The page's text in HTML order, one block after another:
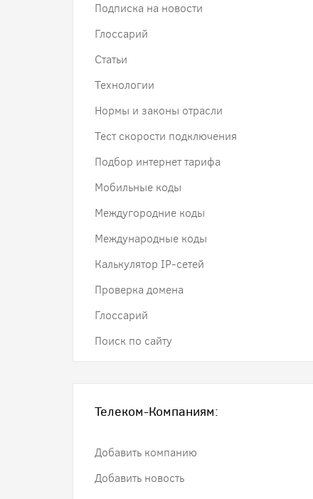
Подписка на новости
Глоссарий
Статьи
Технологии
Нормы и законы отрасли
Тест скорости подключения
Подбор интернет тарифа
Мобильные коды
Междугородние коды
Международные коды
Калькулятор IP-сетей
Проверка домена
Глоссарий
Поиск по сайту
Телеком-Компаниям:
Добавить компанию
Добавить новость